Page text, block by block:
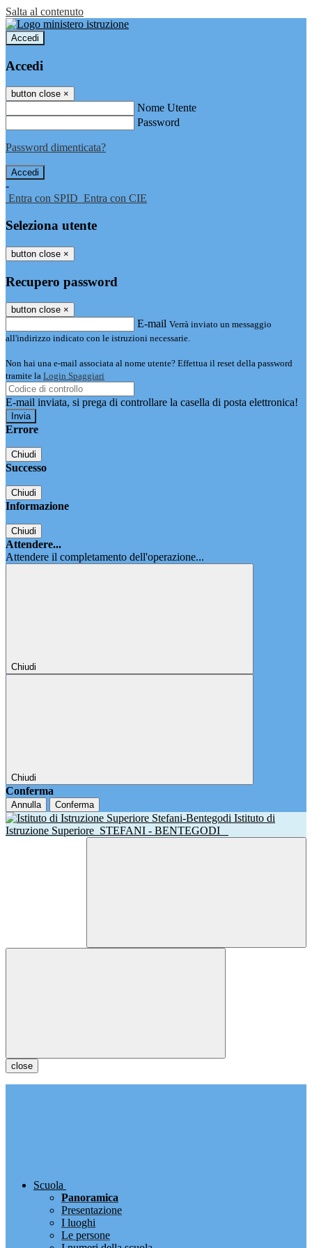
Salta al contenuto
Accedi
Accedi
button close ×
Nome Utente
Password
Password dimenticata?
-
Entra con SPID Entra con CIE
Seleziona utente
button close ×
Recupero password
button close ×
E-mail Verrà inviato un messaggio
all'indirizzo indicato con le istruzioni necessarie.
Non hai una e-mail associata al nome utente? Effettua il reset della password
tramite la Login Spaggiari
E-mail inviata, si prega di controllare la casella di posta elettronica!
Errore
Chiudi
Successo
Chiudi
Informazione
Chiudi
Attendere...
Attendere il completamento dell'operazione...
Chiudi
Chiudi
Conferma
Annulla Conferma
Istituto di
Istruzione Superiore STEFANI - BENTEGODI
close
Scuola
Panoramica
Presentazione
I luoghi
Le persone